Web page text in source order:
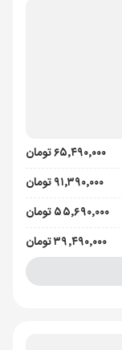
۶۵٬۴۹۰٬۰۰۰ تومان
۹۱٬۳۹۰٬۰۰۰ تومان
۵۵٬۶۹۰٬۰۰۰ تومان
۳۹٬۴۹۰٬۰۰۰ تومان